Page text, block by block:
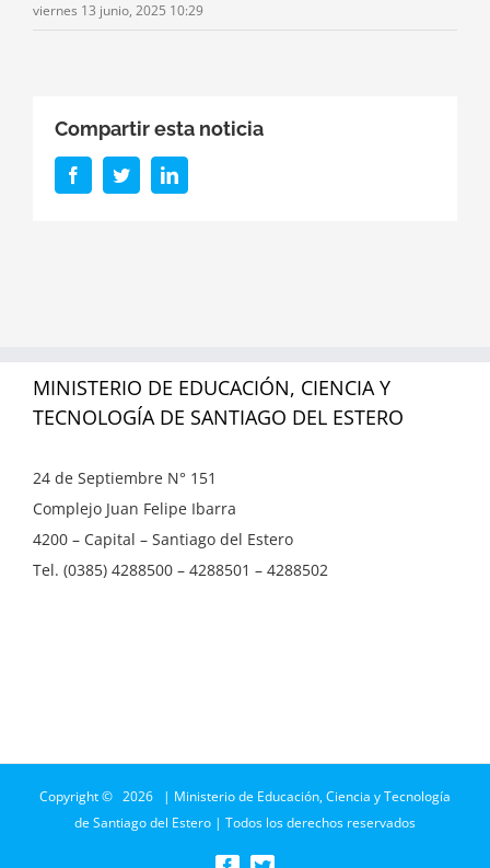
viernes 13 junio, 2025 10:29
Compartir esta noticia
FacebookTwitterLinkedIn
MINISTERIO DE EDUCACIÓN, CIENCIA Y
TECNOLOGÍA DE SANTIAGO DEL ESTERO
24 de Septiembre N° 151
Complejo Juan Felipe Ibarra
4200 – Capital – Santiago del Estero
Tel. (0385) 4288500 – 4288501 – 4288502
Copyright © 2026 | Ministerio de Educación, Ciencia y Tecnología
de Santiago del Estero | Todos los derechos reservados